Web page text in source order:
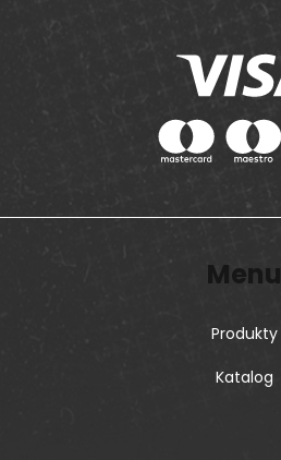
Menu
Produkty
Katalog